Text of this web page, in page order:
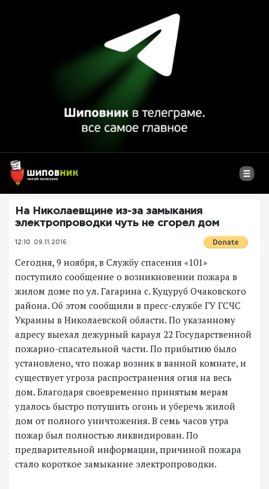
На Николаевщине из-за замыкания
электропроводки чуть не сгорел дом
12:10 09.11.2016
Сегодня, 9 ноября, в Службу спасения «101»
поступило сообщение о возникновении пожара в
жилом доме по ул. Гагарина с. Куцуруб Очаковского
района. Об этом сообщили в пресс-службе ГУ ГСЧС
Украины в Николаевской области. По указанному
адресу выехал дежурный караул 22 Государственной
пожарно-спасательной части. По прибытию было
установлено, что пожар возник в ванной комнате, и
существует угроза распространения огня на весь
дом. Благодаря своевременно принятым мерам
удалось быстро потушить огонь и уберечь жилой
дом от полного уничтожения. В семь часов утра
пожар был полностью ликвидирован. По
предварительной информации, причиной пожара
стало короткое замыкание электропроводки.